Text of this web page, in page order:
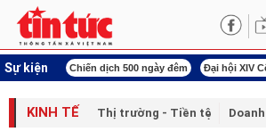
Sự kiện
ngày đêm Đại hội XIV Công đoàn Việt Nam World
KINH TẾ Thị trường - Tiền tệ